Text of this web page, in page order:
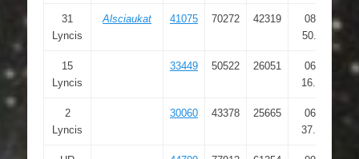
31
Lyncis
Alsciaukat 41075 70272 42319
08 22
50.110
15
Lyncis
33449 50522 26051
06 57
16.598
2
Lyncis
30060 43378 25665
06 19
37.385